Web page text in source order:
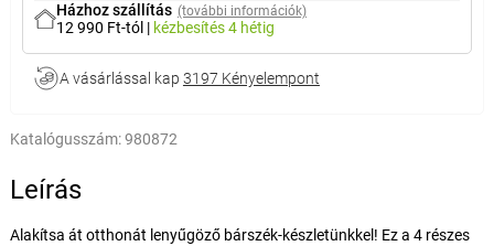
Házhoz szállítás (további információk)
12 990 Ft-tól | kézbesítés4 hétig
A vásárlással kap 3197 Kényelempont
Katalógusszám:980872
Leírás
Alakítsa át otthonát lenyűgöző bárszék-készletünkkel! Ez a 4 részes